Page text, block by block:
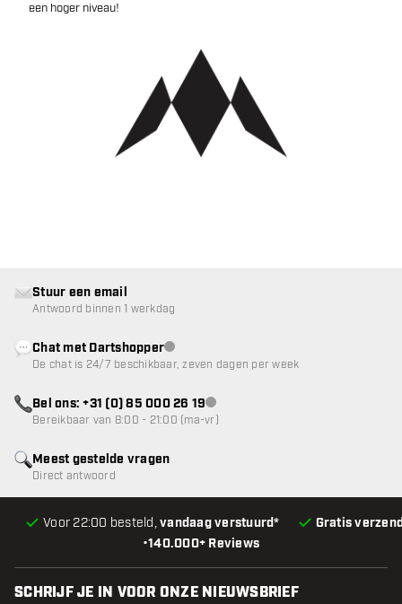
een hoger niveau!
•140.000+ Reviews
Voor 22:00 besteld,vandaag verstuurd* Gratis
Meest gestelde vragen
Direct antwoord
Stuur een email
Antwoord binnen 1 werkdag
Chat met Dartshopperklantenservice niet beschikbaar
De chat is 24/7 beschikbaar, zeven dagen per week
Bel ons: +31 (0) 85 000 26 19klantenservice niet beschikbaar
Bereikbaar van 8:00 - 21:00 (ma-vr)
SCHRIJF JE IN VOOR ONZE NIEUWSBRIEF